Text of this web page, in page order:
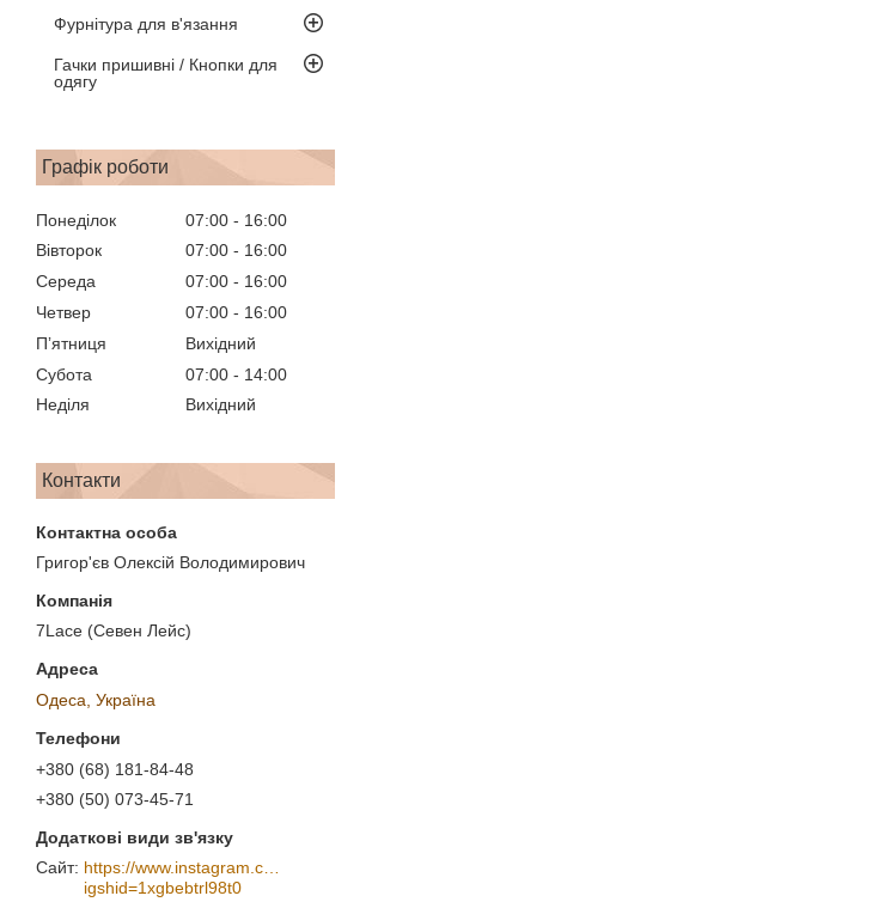
Фурнітура для в'язання
Гачки пришивні / Кнопки для
одягу
Графік роботи
Понеділок 07:00
16:00
Вівторок
07:00
16:00
Середа
07:00
16:00
Четвер
07:00
16:00
Пʼятниця
Вихідний
Субота
07:00
14:00
Неділя
Вихідний
Контакти
Григор'єв Олексій Володимирович
7Lace (Севен Лейс)
Одеса, Україна
+380 (68) 181-84-48
+380 (50) 073-45-71
https://www.instagram.com/7_lace/?
igshid=1xgbebtrl98t0